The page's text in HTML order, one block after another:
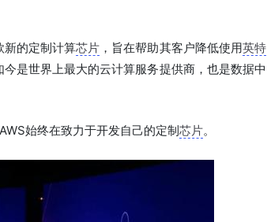
新的定制计算芯片 ，旨在帮助其客户降低使用英特
是世界上最大的云计算服务提供商，也是数据中
始终在致力于开发自己的定制芯片。